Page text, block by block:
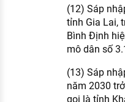
(12) Sáp
tỉnh Gia Lai,
Bình Định
mô dân số
(13) Sáp
năm 2030
gọi là tỉnh